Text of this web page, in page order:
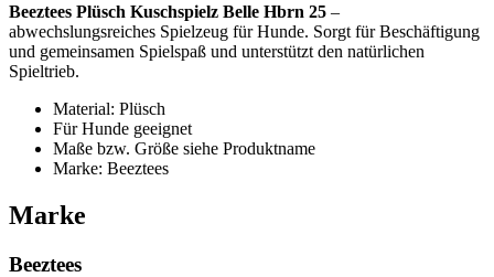
Beeztees Plüsch Kuschspielz Belle Hbrn 25 –
abwechslungsreiches Spielzeug für Hunde. Sorgt für Beschäftigung
und gemeinsamen Spielspaß und unterstützt den natürlichen
Spieltrieb.
Material: Plüsch
Für Hunde geeignet
Maße bzw. Größe siehe Produktname
Marke: Beeztees
Marke
Beeztees